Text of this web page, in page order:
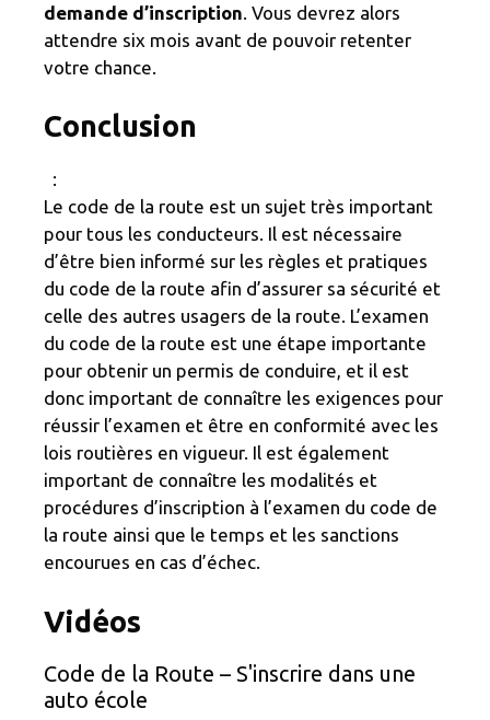
demande d’inscription. Vous devrez alors
attendre six mois avant de pouvoir retenter
votre chance.
Conclusion
:
Le code de la route est un sujet très important
pour tous les conducteurs. Il est nécessaire
d’être bien informé sur les règles et pratiques
du code de la route afin d’assurer sa sécurité et
celle des autres usagers de la route. L’examen
du code de la route est une étape importante
pour obtenir un permis de conduire, et il est
donc important de connaître les exigences pour
réussir l’examen et être en conformité avec les
lois routières en vigueur. Il est également
important de connaître les modalités et
procédures d’inscription à l’examen du code de
la route ainsi que le temps et les sanctions
encourues en cas d’échec.
Vidéos
Code de la Route – S'inscrire dans une
auto école